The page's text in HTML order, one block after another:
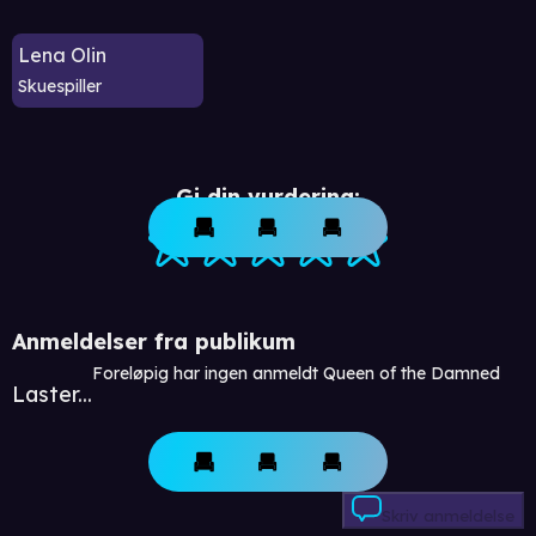
Lena Olin
Skuespiller
Gi din vurdering:
Anmeldelser fra publikum
Laster...
Foreløpig har ingen anmeldt Queen of the Damned
Skriv anmeldelse